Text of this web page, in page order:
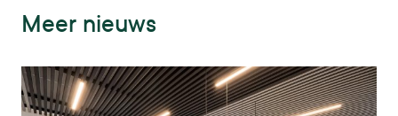
Meer nieuws